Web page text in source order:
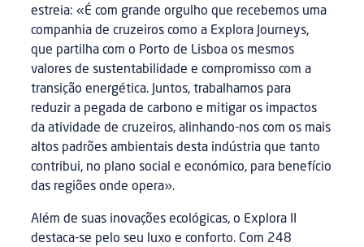
estreia: «É com grande orgulho que recebemos uma
companhia de cruzeiros como a Explora Journeys,
que partilha com o Porto de Lisboa os mesmos
valores de sustentabilidade e compromisso com a
transição energética. Juntos, trabalhamos para
reduzir a pegada de carbono e mitigar os impactos
da atividade de cruzeiros, alinhando-nos com os mais
altos padrões ambientais desta indústria que tanto
contribui, no plano social e económico, para benefício
das regiões onde opera».
Além de suas inovações ecológicas, o Explora II
destaca-se pelo seu luxo e conforto. Com 248